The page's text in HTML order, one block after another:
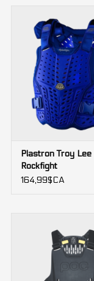
Rockfight
Plastron Troy
Rockfight
164,99$CA
dos/poitrine en VPD
ventilation et
Compatible avec
usage